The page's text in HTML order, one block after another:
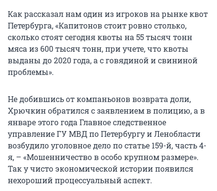
Как рассказал нам один из игроков на рынке квот
Петербурга, «Капитонов стоит ровно столько,
сколько стоят сегодня квоты на 55 тысяч тонн
мяса из 600 тысяч тонн, при учете, что квоты
выданы до 2020 года, а с говядиной и свининой
проблемы».
Не добившись от компаньонов возврата доли,
Хрючкин обратился с заявлением в полицию, а в
январе этого года Главное следственное
управление ГУ МВД по Петербургу и Ленобласти
возбудило уголовное дело по статье 159-й, часть 4-
я, – «Мошенничество в особо крупном размере».
Так у чисто экономической истории появился
нехороший процессуальный аспект.